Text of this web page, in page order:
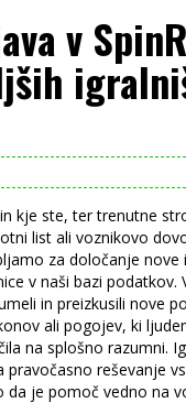
v
kje ste, ter trenutne
list ali voznikovo
za določanje nove
v naši bazi podatkov.
in preizkusili nove
ali pogojev, ki
na splošno razumni.
reševanje
da je pomoč vedno na